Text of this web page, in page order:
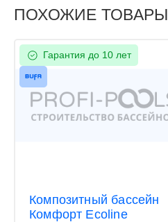
ПОХОЖИЕ ТОВАРЫ
Гарантия до 10 лет
Композитный бассейн
Комфорт Ecoline